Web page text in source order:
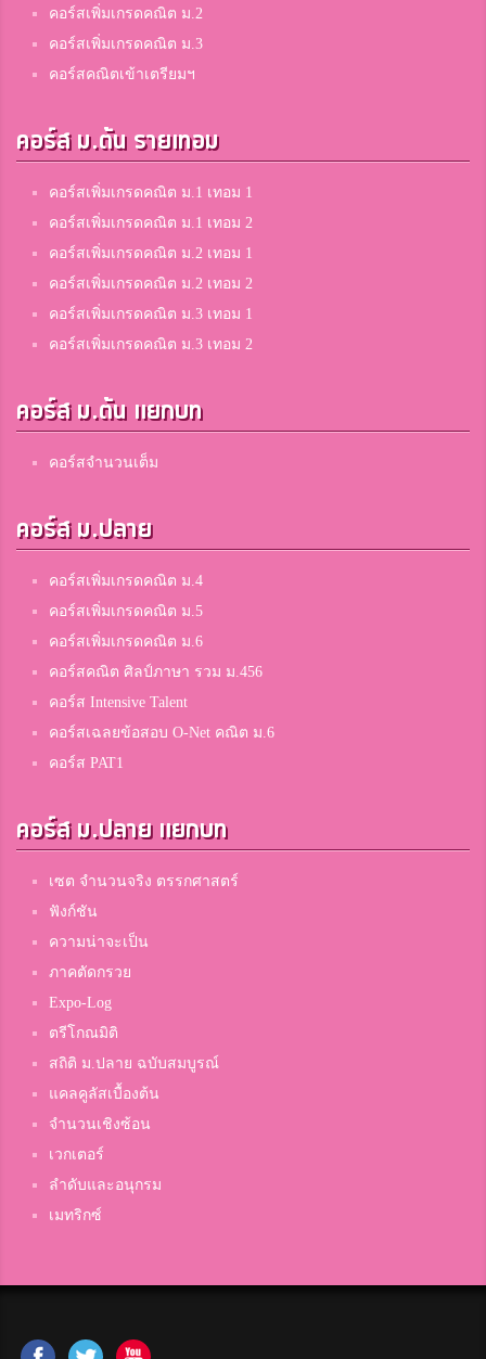
คอร์สเพิ่มเกรดคณิต ม.2
คอร์สเพิ่มเกรดคณิต ม.3
คอร์สคณิตเข้าเตรียมฯ
คอร์ส ม.ต้น รายเทอม
คอร์สเพิ่มเกรดคณิต ม.1 เทอม 1
คอร์สเพิ่มเกรดคณิต ม.1 เทอม 2
คอร์สเพิ่มเกรดคณิต ม.2 เทอม 1
คอร์สเพิ่มเกรดคณิต ม.2 เทอม 2
คอร์สเพิ่มเกรดคณิต ม.3 เทอม 1
คอร์สเพิ่มเกรดคณิต ม.3 เทอม 2
คอร์ส ม.ต้น แยกบท
คอร์สจำนวนเต็ม
คอร์ส ม.ปลาย
คอร์สเพิ่มเกรดคณิต ม.4
คอร์สเพิ่มเกรดคณิต ม.5
คอร์สเพิ่มเกรดคณิต ม.6
คอร์สคณิต ศิลป์ภาษา รวม ม.456
คอร์ส Intensive Talent
คอร์สเฉลยข้อสอบ O-Net คณิต ม.6
คอร์ส PAT1
คอร์ส ม.ปลาย แยกบท
เซต จำนวนจริง ตรรกศาสตร์
ฟังก์ชัน
ความน่าจะเป็น
ภาคตัดกรวย
Expo-Log
ตรีโกณมิติ
สถิติ ม.ปลาย ฉบับสมบูรณ์
แคลคูลัสเบื้องต้น
จำนวนเชิงซ้อน
เวกเตอร์
ลำดับและอนุกรม
เมทริกซ์